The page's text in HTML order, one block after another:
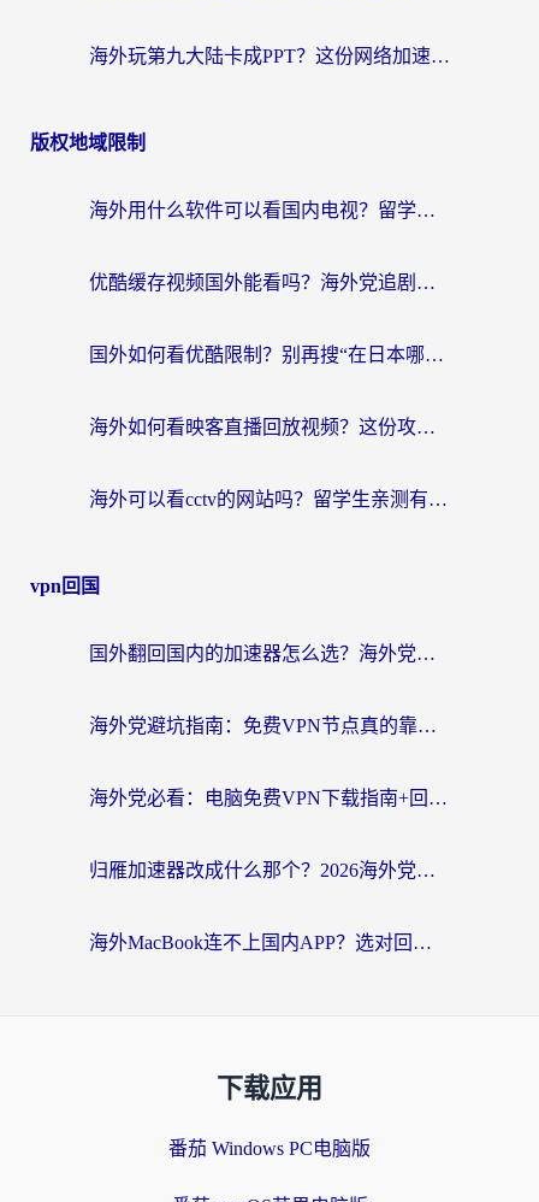
海外玩第九大陆卡成PPT？这份网络加速指南帮你丝滑上分
版权地域限制
海外用什么软件可以看国内电视？留学生亲测有效的追剧自由指南
优酷缓存视频国外能看吗？海外党追剧看片的终极解决方案来了
国外如何看优酷限制？别再搜“在日本哪个软件可以看中国电视剧”，这篇教你搞定
海外如何看映客直播回放视频？这份攻略帮你搞定（附腾讯优酷观看技巧）
海外可以看cctv的网站吗？留学生亲测有效的回国追剧方案
vpn回国
国外翻回国内的加速器怎么选？海外党亲测实用指南，告别地域限制
海外党避坑指南：免费VPN节点真的靠谱吗？教你选对回国加速器无缝访问国内资源
海外党必看：电脑免费VPN下载指南+回国加速器选择全攻略，告别地区限制
归雁加速器改成什么那个？2026海外党回国加速全攻略：告别地区限制，轻松刷剧玩游戏
海外MacBook连不上国内APP？选对回国VPN，告别地区限制的烦恼
下载应用
番茄 Windows PC电脑版